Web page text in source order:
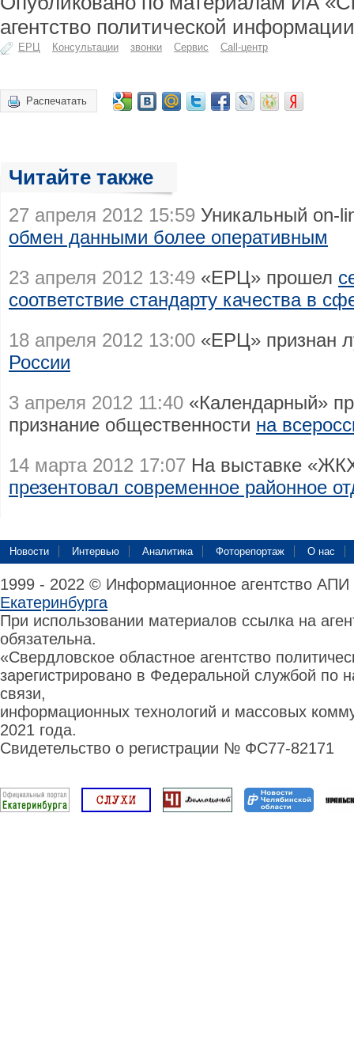
агентство политической
ЕРЦ Консультации звонки Сервис Call-центр
Распечатать
Читайте также
27 апреля 2012 15:59 Уникальный on-
обмен данными более оперативным
23 апреля 2012 13:49 «ЕРЦ» прошел
соответствие стандарту качества в
18 апреля 2012 13:00 «ЕРЦ» признан
России
3 апреля 2012 11:40 «Календарный»
признание общественности на
14 марта 2012 17:07 На выставке
презентовал современное районное
Новости Интервью Аналитика Фоторепортаж О нас
1999 - 2022 © Информационное агентство
Екатеринбурга
При использовании материалов ссылка на
обязательна.
«Свердловское областное агентство
зарегистрировано в Федеральной службой по
связи,
информационных технологий и массовых
2021 года.
Свидетельство о регистрации № ФС77-82171